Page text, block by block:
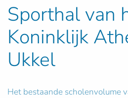
Sporthal van
Koninklijk
Ukkel
Het bestaande scholenvolume